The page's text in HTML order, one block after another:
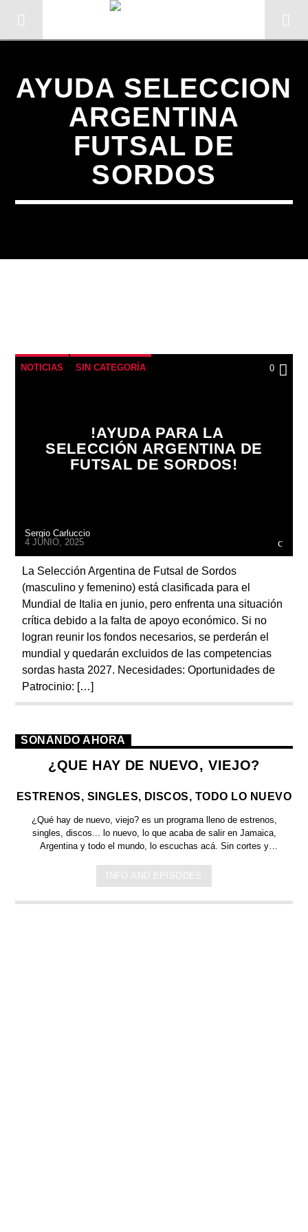
CANCIÓN ACTUAL
AYUDA SELECCION
ARGENTINA
FUTSAL DE
SORDOS
NOTICIAS SIN CATEGORÍA 0
!AYUDA PARA LA
SELECCIÓN ARGENTINA DE
FUTSAL DE SORDOS!
Sergio Carluccio
4 JUNIO, 2025
La Selección Argentina de Futsal de Sordos
(masculino y femenino) está clasificada para el
Mundial de Italia en junio, pero enfrenta una situación
crítica debido a la falta de apoyo económico. Si no
logran reunir los fondos necesarios, se perderán el
mundial y quedarán excluidos de las competencias
sordas hasta 2027. Necesidades: Oportunidades de
Patrocinio: […]
SONANDO AHORA
¿QUE HAY DE NUEVO, VIEJO?
ESTRENOS, SINGLES, DISCOS, TODO LO NUEVO
¿Qué hay de nuevo, viejo?es un programa lleno de estrenos,
singles, discos... lo nuevo, lo que acaba de salir enJamaica,
Argentina y todo el mundo, lo escuchas acá. Sin cortes y
INFO AND EPISODES